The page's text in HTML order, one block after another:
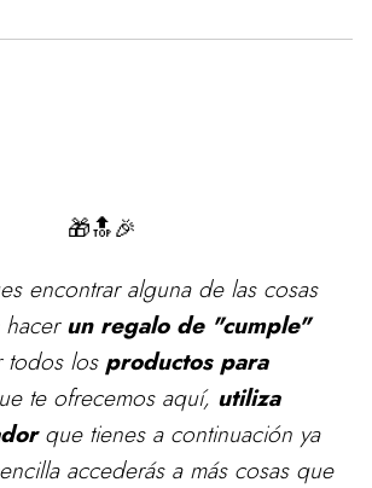
🎁🔝🎉
encontrar alguna de las cosas
hacerun regalo de "cumple"
todos los productos para
te ofrecemos aquí, utiliza
que tienes a continuación ya
accederás a más cosas que